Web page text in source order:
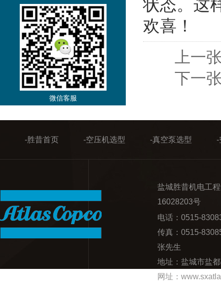
微信客服
状态。这
欢喜！
上一张
下一张
-胜昔首页 -空压机选型 -真空泵选型 -
盐城胜昔机电工
16028203号
电话：0515-
传真：0515-
张先生
地址：盐城市盐
网址：